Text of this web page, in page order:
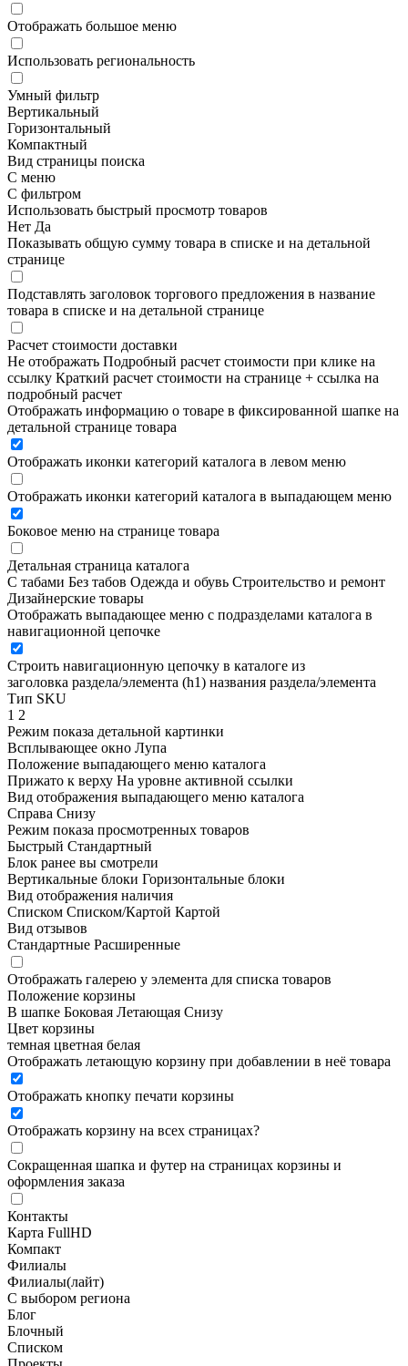
Отображать большое меню
Использовать региональность
Умный фильтр
Вертикальный
Горизонтальный
Компактный
Вид страницы поиска
С меню
С фильтром
Использовать быстрый просмотр товаров
Нет Да
Показывать общую сумму товара в списке и на детальной
странице
Подставлять заголовок торгового предложения в название
товара в списке и на детальной странице
Расчет стоимости доставки
Не отображать Подробный расчет стоимости при клике на
ссылку Краткий расчет стоимости на странице + ссылка на
подробный расчет
Отображать информацию о товаре в фиксированной шапке на
детальной странице товара
Отображать иконки категорий каталога в левом меню
Отображать иконки категорий каталога в выпадающем меню
Боковое меню на странице товара
Детальная страница каталога
С табами Без табов Одежда и обувь Строительство и ремонт
Дизайнерские товары
Отображать выпадающее меню с подразделами каталога в
навигационной цепочке
Строить навигационную цепочку в каталоге из
заголовка раздела/элемента (h1) названия раздела/элемента
Тип SKU
1 2
Режим показа детальной картинки
Всплывающее окно Лупа
Положение выпадающего меню каталога
Прижато к верху На уровне активной ссылки
Вид отображения выпадающего меню каталога
Справа Снизу
Режим показа просмотренных товаров
Быстрый Стандартный
Блок ранее вы смотрели
Вертикальные блоки Горизонтальные блоки
Вид отображения наличия
Списком Списком/Картой Картой
Вид отзывов
Стандартные Расширенные
Отображать галерею у элемента для списка товаров
Положение корзины
В шапке Боковая Летающая Снизу
Цвет корзины
темная цветная белая
Отображать летающую корзину при добавлении в неё товара
Отображать кнопку печати корзины
Отображать корзину на всех страницах?
Сокращенная шапка и футер на страницах корзины и
оформления заказа
Контакты
Карта FullHD
Компакт
Филиалы
Филиалы(лайт)
С выбором региона
Блог
Блочный
Списком